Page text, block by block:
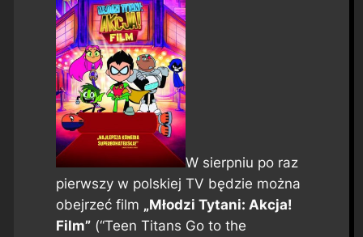
W sierpniu po raz
pierwszy w polskiej TV będzie można
obejrzeć film „Młodzi Tytani: Akcja!
Film”(“Teen Titans Go to the